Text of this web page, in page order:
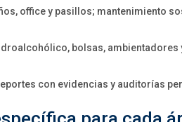
office y pasillos; mantenimiento
bolsas, ambientadores
con evidencias y auditorías